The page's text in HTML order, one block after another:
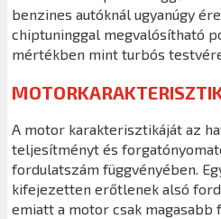
benzines autóknál ugyanúgy
chiptuninggal megvalósítható
mértékben mint turbós
A motor karakterisztikáját az
teljesítményt és
fordulatszám függvényében.
kifejezetten erőtlenek alsó
emiatt a motor csak magasabb